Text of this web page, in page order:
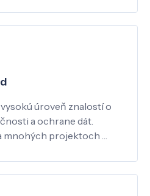
úroveň znalostí o
a ochrane dát.
mnohých projektoch …